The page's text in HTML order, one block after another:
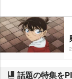
話題の特集を